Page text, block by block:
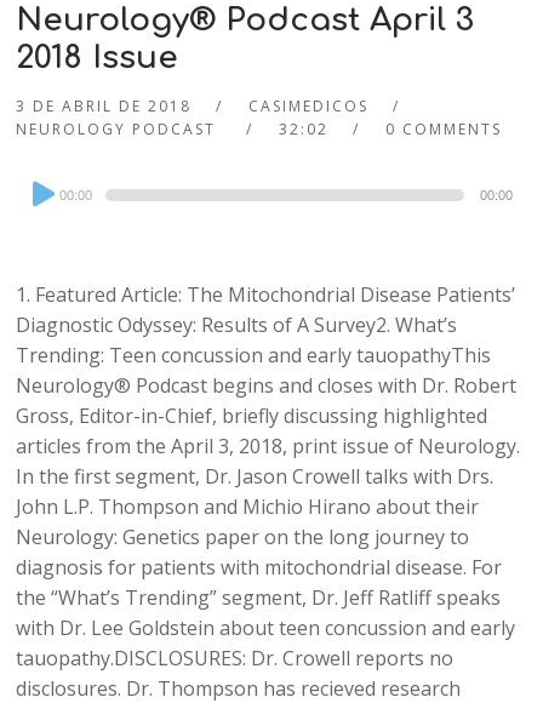
Neurology® Podcast April 3
2018 Issue
3 DE ABRIL DE 2018
CASIMEDICOS
NEUROLOGY PODCAST
32:02 0 COMMENTS
Audio
Player
00:00 00:00
1. Featured Article: The Mitochondrial Disease Patients’
Diagnostic Odyssey: Results of A Survey2. What’s
Trending: Teen concussion and early tauopathyThis
Neurology® Podcast begins and closes with Dr. Robert
Gross, Editor-in-Chief, briefly discussing highlighted
articles from the April 3, 2018, print issue of Neurology.
In the first segment, Dr. Jason Crowell talks with Drs.
John L.P. Thompson and Michio Hirano about their
Neurology: Genetics paper on the long journey to
diagnosis for patients with mitochondrial disease. For
the “What’s Trending” segment, Dr. Jeff Ratliff speaks
with Dr. Lee Goldstein about teen concussion and early
tauopathy.DISCLOSURES: Dr. Crowell reports no
disclosures. Dr. Thompson has recieved research